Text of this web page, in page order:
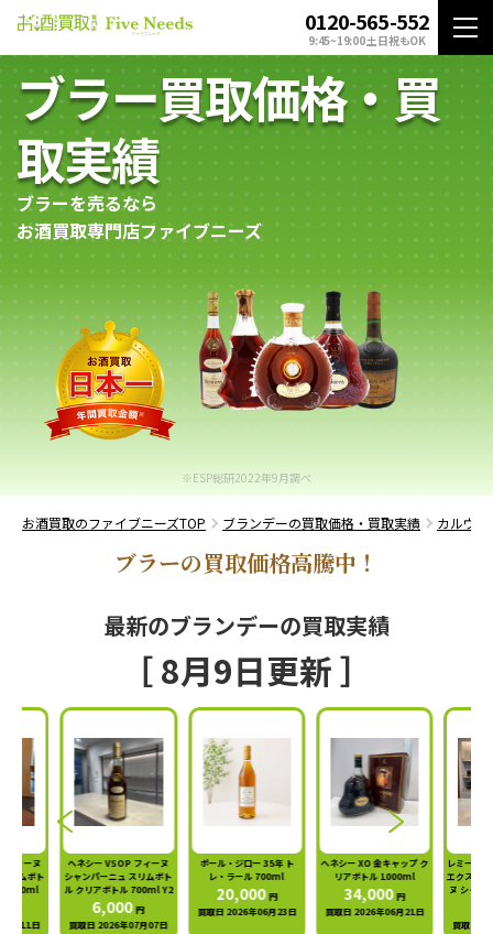
0120-565-552
9:45~19:00 土日祝もOK
ブラー買取価格・買
取実績
ブラーを売るなら
お酒買取専門店ファイブニーズ
※ESP総研2022年9月調べ
お酒買取のファイブニーズTOP ブランデーの買取価格・買取実績 カルヴ
ブラーの買取価格高騰中！
最新のブランデーの買取実績
［ 8月9日更新 ］
フィーヌ
リムボト
700ml
月11日
ヘネシー VSOP フィーヌ
シャンパーニュ スリムボト
ル クリアボトル 700ml Y2
6,000 円
買取日 2026年07月07日
ポール・ジロー 35年 ト
レ・ラール 700ml
20,000 円
買取日 2026年06月23日
ヘネシー XO 金キャップ ク
リアボトル 1000ml
34,000 円
買取日 2026年06月21日
レミー マ
エクスト
ヌ シャン
買取日